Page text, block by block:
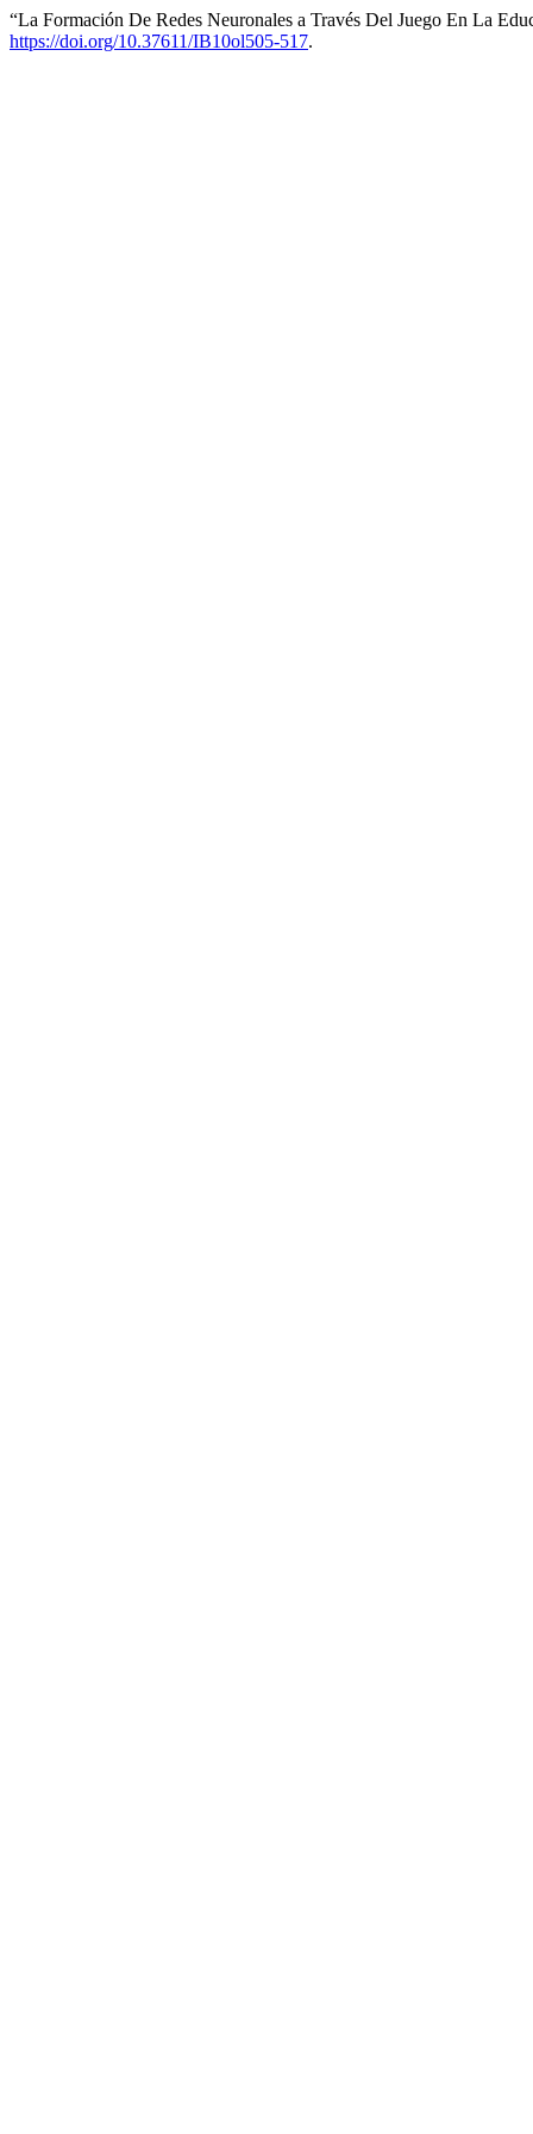
“La Formación De Redes Neuronales a Través Del Juego En La
https://doi.org/10.37611/IB10ol505-517.